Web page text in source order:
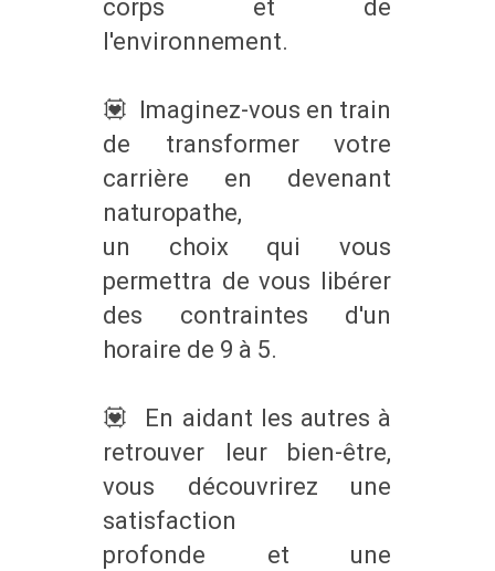
corps et de
l'environnement.
💟 Imaginez-vous en train
de transformer votre
carrière en devenant
naturopathe,
un choix qui vous
permettra de vous libérer
des contraintes d'un
horaire de 9 à 5.
💟 En aidant les autres à
retrouver leur bien-être,
vous découvrirez une
satisfaction
profonde et une